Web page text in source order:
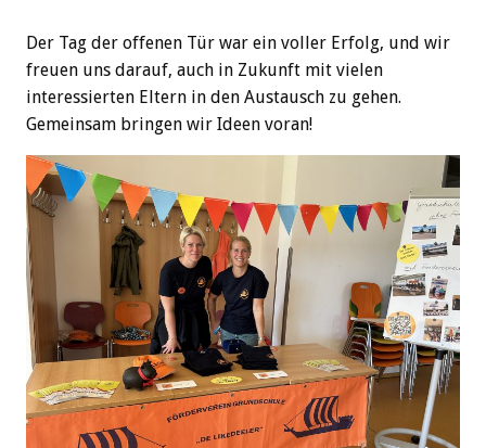
Der Tag der offenen Tür war ein voller Erfolg, und wir
freuen uns darauf, auch in Zukunft mit vielen
interessierten Eltern in den Austausch zu gehen.
Gemeinsam bringen wir Ideen voran!